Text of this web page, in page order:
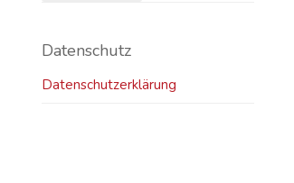
Datenschutz
Datenschutzerklärung